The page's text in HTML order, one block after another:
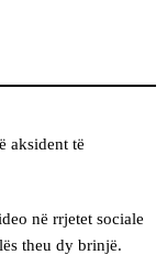
aksident të
në rrjetet sociale
theu dy brinjë.